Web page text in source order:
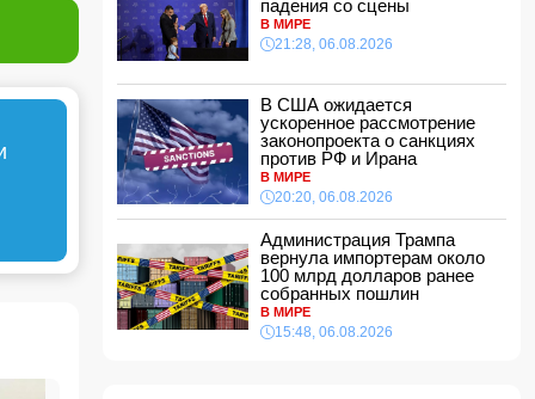
эстетической операции, проведенной
Сеймуром Мамедовым
15:28, 07.08.2026
Алтай Байындыр продолжит карьеру в Ла
Лиге
15:08, 07.08.2026
ВС РФ взяли под контроль Анискино в
Харьковской области
15:00, 07.08.2026
Кинолог развеял миф о собачьей обиде на
хозяина
14:48, 07.08.2026
По делу Arzum 9999 назначена повторная
комплексная экспертиза
падения со сцены
В МИРЕ
21:28, 06.08.2026
В США ожидается
ускоренное рассмотрение
законопроекта о санкциях
против РФ и Ирана
В МИРЕ
20:20, 06.08.2026
Администрация Трампа
вернула импортерам около
100 млрд долларов ранее
собранных пошлин
В МИРЕ
15:48, 06.08.2026